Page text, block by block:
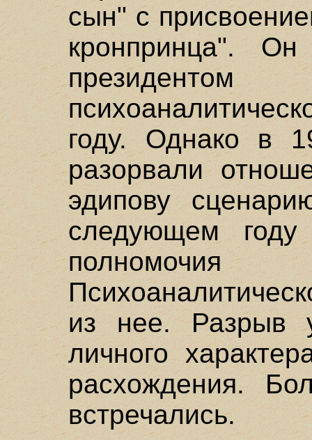
сын" с
кронпринца".
году. Однако в
разорвали
эдипову
следующем
из нее. Разрыв
личного
расхождения.
встречались.